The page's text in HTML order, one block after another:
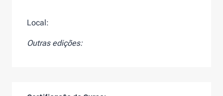
Local:
Outras edições: